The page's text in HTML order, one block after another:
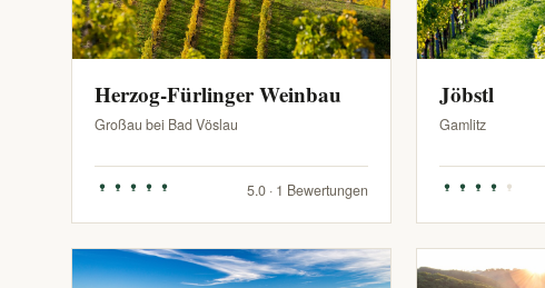
Herzog-Fürlinger Weinbau
Großau bei Bad Vöslau
5.0 · 1 Bewertungen
Jöbstl
Gamlitz